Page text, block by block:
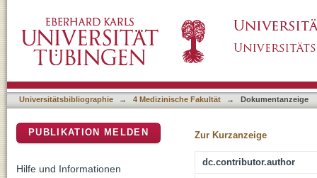
Universitätsbibliographie → 4 Medizinische Fakultät → Dokumentanzeige
Zur Kurzanzeige
dc.contributor.author
PUBLIKATION MELDEN
Hilfe und Informationen